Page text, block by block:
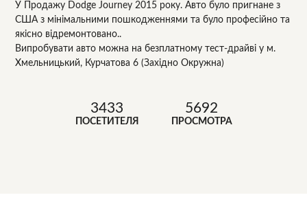
У Продажу Dodge Journey 2015 року. Авто було пригнане з
США з мінімальними пошкодженнями та було професійно та
якісно відремонтовано..
Випробувати авто можна на безплатному тест-драйві у м.
Хмельницький, Курчатова 6 (Західно Окружна)
3433
ПОСЕТИТЕЛЯ
5692
ПРОСМОТРА